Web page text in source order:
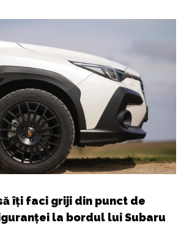
îți faci griji din punct de
la bordul lui Subaru